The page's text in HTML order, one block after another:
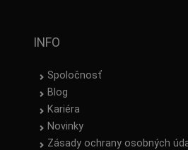
INFO
Spoločnosť
Blog
Kariéra
Novinky
Zásady ochrany osobných